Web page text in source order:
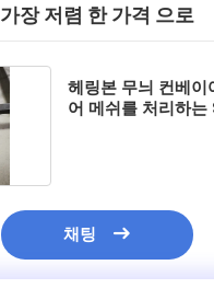
가장 저렴 한 가격 으로
헤링본 무늬 컨베이
어 메쉬를 처리하는
채팅